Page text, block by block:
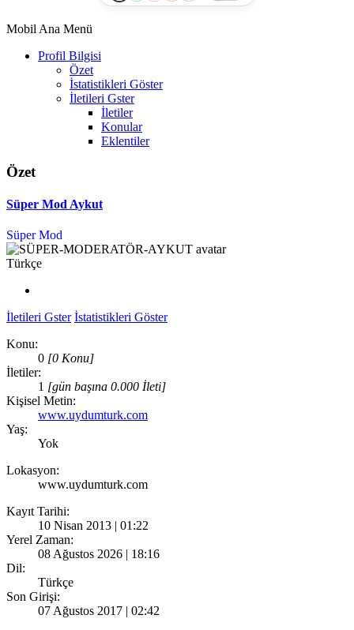
Mobil Ana Menü
Profil Bilgisi
Özet
İstatistikleri Göster
İletileri Gster
İletiler
Konular
Eklentiler
Özet
Süper Mod Aykut
Süper Mod
Türkçe
İletileri Gster İstatistikleri Göster
Konu:
0 [0 Konu]
İletiler:
1 [gün başına 0.000 İleti]
Kişisel Metin:
www.uydumturk.com
Yaş:
Yok
Lokasyon:
www.uydumturk.com
Kayıt Tarihi:
10 Nisan 2013 | 01:22
Yerel Zaman:
08 Ağustos 2026 | 18:16
Dil:
Türkçe
Son Girişi:
07 Ağustos 2017 | 02:42